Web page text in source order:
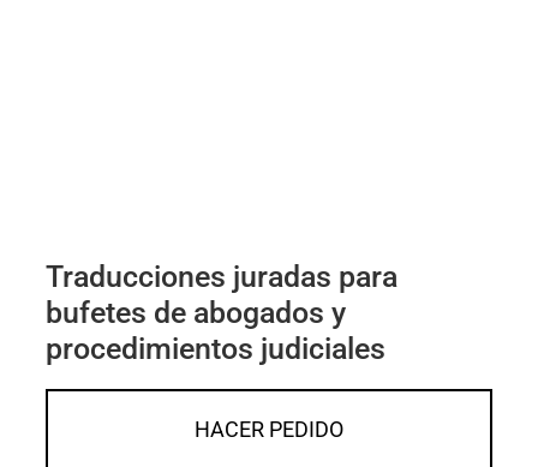
Traducciones juradas para
bufetes de abogados y
procedimientos judiciales
HACER PEDIDO